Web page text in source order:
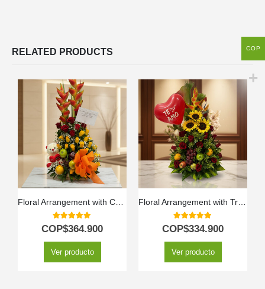
RELATED PRODUCTS
5.00out of 5
COP$364.900
Ver producto
5.00out of 5
COP$334.900
Ver producto
COP